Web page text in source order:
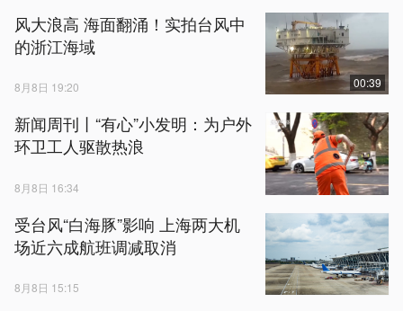
风大浪高 海面翻涌！实拍台风中
的浙江海域
8月8日 19:20 00:39
新闻周刊丨“有心”小发明：为户外
环卫工人驱散热浪
8月8日 16:34
受台风“白海豚”影响 上海两大机
场近六成航班调减取消
8月8日 15:15